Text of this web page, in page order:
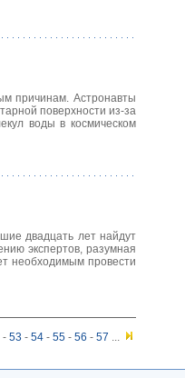
причинам. Астронавты
поверхности из-за
воды в космическом
двадцать лет найдут
экспертов, разумная
необходимым провести
- 53 - 54 - 55 - 56 - 57 ...